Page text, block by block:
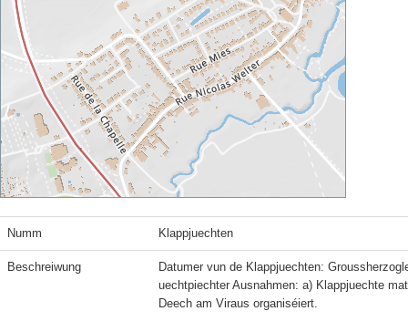
Numm Klappjuechten
Beschreiwung
Datumer vun de Klappjuechten:
uechtpiechter Ausnahmen: a) Klappjuechte
Deech am Viraus organiséiert.